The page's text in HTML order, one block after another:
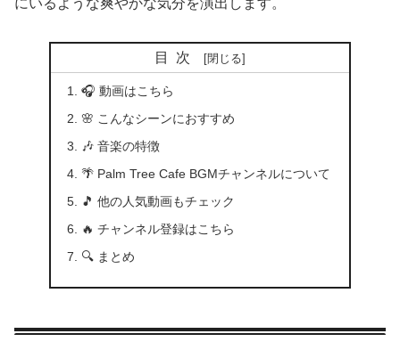
にいるような爽やかな気分を演出します。
目次
🎧 動画はこちら
🌸 こんなシーンにおすすめ
🎶 音楽の特徴
🌴 Palm Tree Cafe BGMチャンネルについて
🎵 他の人気動画もチェック
🔥 チャンネル登録はこちら
🔍 まとめ